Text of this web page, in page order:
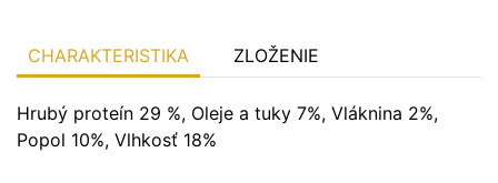
CHARAKTERISTIKA ZLOŽENIE
Hrubý proteín 29 %, Oleje a tuky 7%, Vláknina 2%,
Popol 10%, Vlhkosť 18%